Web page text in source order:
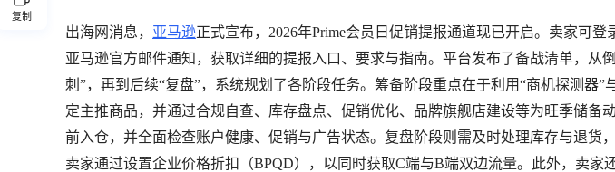
复制
出海网消息， 亚马逊正式宣布，2026年Prime会员日促销提报通道现已开启。卖家可
亚马逊官方邮件通知，获取详细的提报入口、要求与指南。平台发布了备战清单，从
刺”，再到后续“复盘”，系统规划了各阶段任务。筹备阶段重点在于利用“商机探测器”
定主推商品，并通过合规自查、库存盘点、促销优化、品牌旗舰店建设等为旺季储备
前入仓，并全面检查账户健康、促销与广告状态。复盘阶段则需及时处理库存与退货
卖家通过设置企业价格折扣（BPQD），以同时获取C端与B端双边流量。此外，卖家